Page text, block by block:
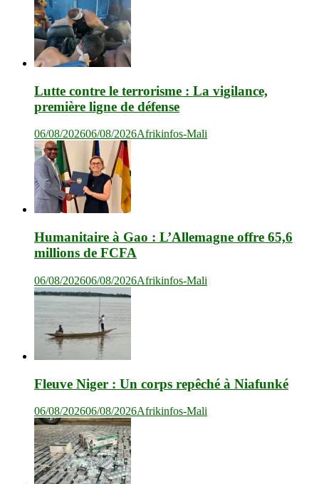
Lutte contre le terrorisme : La vigilance,
première ligne de défense
06/08/202606/08/2026Afrikinfos-Mali
Humanitaire à Gao : L’Allemagne offre 65,6
millions de FCFA
06/08/202606/08/2026Afrikinfos-Mali
Fleuve Niger : Un corps repêché à Niafunké
06/08/202606/08/2026Afrikinfos-Mali